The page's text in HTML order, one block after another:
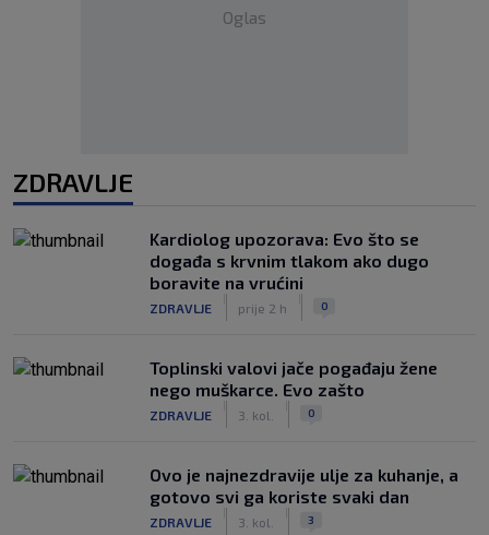
Oglas
ZDRAVLJE
Kardiolog upozorava: Evo što se
događa s krvnim tlakom ako dugo
boravite na vrućini
ZDRAVLJE prije 2 h 0
Toplinski valovi jače pogađaju žene
nego muškarce. Evo zašto
ZDRAVLJE 3. kol. 0
Ovo je najnezdravije ulje za kuhanje, a
gotovo svi ga koriste svaki dan
ZDRAVLJE 3. kol. 3